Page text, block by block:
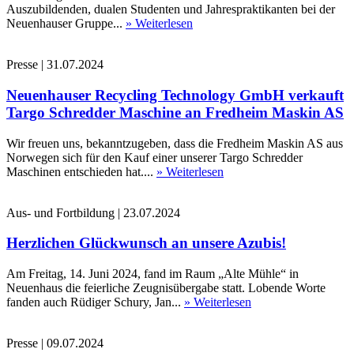
Auszubildenden, dualen Studenten und Jahrespraktikanten bei der
Neuenhauser Gruppe... » Weiterlesen
Presse | 31.07.2024
Neuenhauser Recycling Technology GmbH verkauft
Targo Schredder Maschine an Fredheim Maskin AS
Wir freuen uns, bekanntzugeben, dass die Fredheim Maskin AS aus
Norwegen sich für den Kauf einer unserer Targo Schredder
Maschinen entschieden hat.... » Weiterlesen
Aus- und Fortbildung | 23.07.2024
Herzlichen Glückwunsch an unsere Azubis!
Am Freitag, 14. Juni 2024, fand im Raum „Alte Mühle“ in
Neuenhaus die feierliche Zeugnisübergabe statt. Lobende Worte
fanden auch Rüdiger Schury, Jan... » Weiterlesen
Presse | 09.07.2024